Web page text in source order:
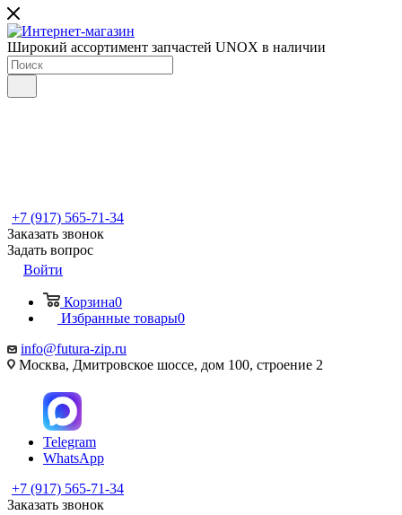
Широкий ассортимент запчастей UNOX в наличии
+7 (917) 565-71-34
Заказать звонок
Задать вопрос
Войти
Корзина0
Избранные товары0
info@futura-zip.ru
Москва, Дмитровское шоссе, дом 100, строение 2
Telegram
WhatsApp
+7 (917) 565-71-34
Заказать звонок